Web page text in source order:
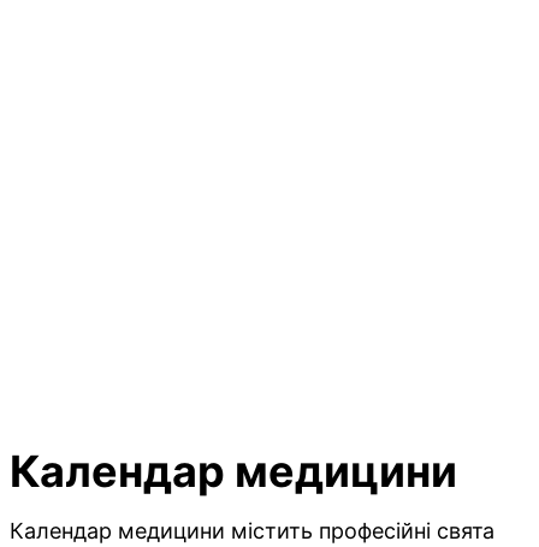
Календар медицини
Календар медицини містить професійні свята